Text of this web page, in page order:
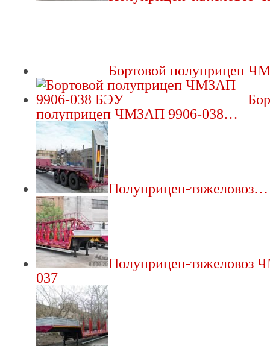
Бортовой полуприцеп
полуприцеп ЧМЗАП 9906-038…
Полуприцеп-тяжеловоз…
Полуприцеп-тяжеловоз
037